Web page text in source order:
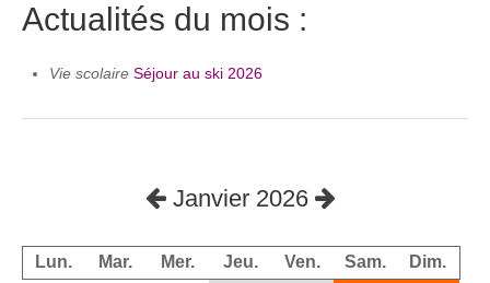
Actualités du mois :
Vie scolaire Séjour au ski 2026
Janvier 2026
Lun. Mar. Mer. Jeu. Ven. Sam. Dim.